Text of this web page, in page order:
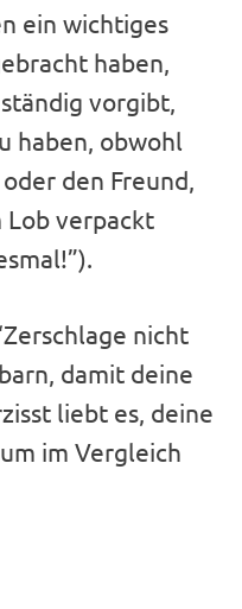
ein wichtiges
haben,
vorgibt,
haben, obwohl
den Freund,
Lob verpackt
nicht
damit deine
liebt es, deine
im Vergleich